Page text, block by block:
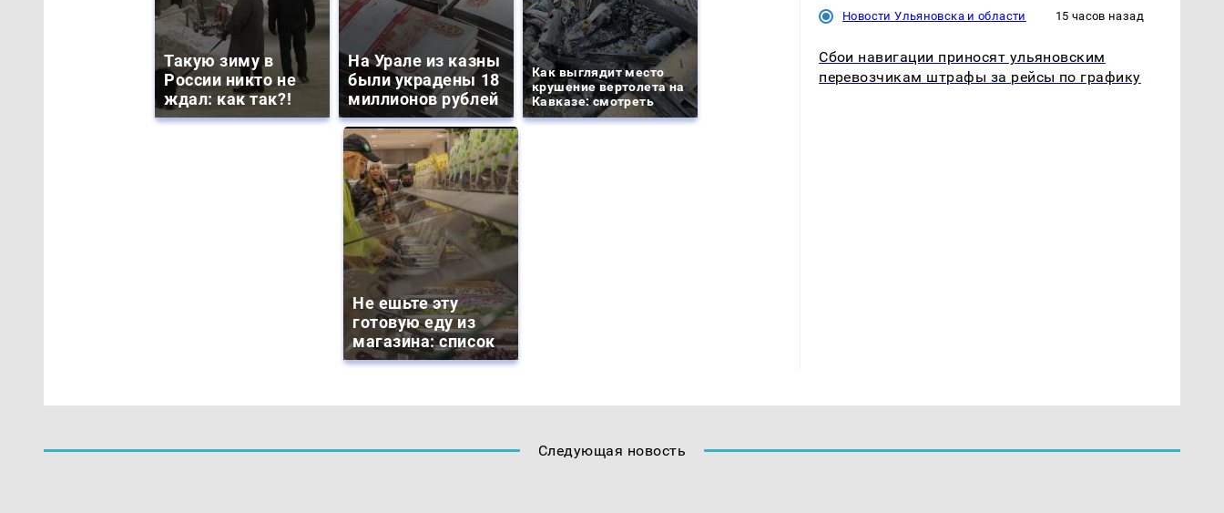
Такую зиму в
России никто не
ждал: как так?!
На Урале из казны
были украдены 18
миллионов рублей
Как выглядит место
крушение вертолета на
Кавказе: смотреть
Не ешьте эту
готовую еду из
магазина: список
Новости Ульяновска и области 15 часов назад
Сбои навигации приносят ульяновским
перевозчикам штрафы за рейсы по графику
Следующая новость